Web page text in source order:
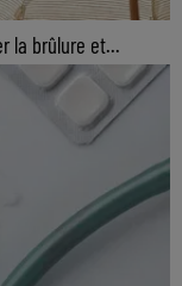
la brûlure et...